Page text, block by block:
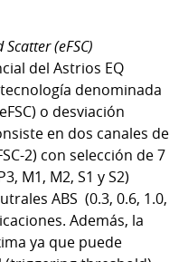
(eFSC)
del Astrios EQ
denominada
o desviación
en dos canales de
2) con selección de 7
M1, M2, S1 y S2)
ABS (0.3, 0.6, 1.0,
Además, la
ya que puede